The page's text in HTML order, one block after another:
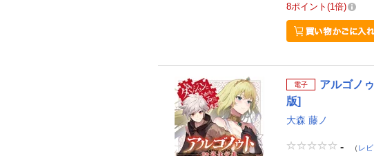
8ポイント 1倍
電子
アルゴノ
版]
大森 藤ノ
- （ レ